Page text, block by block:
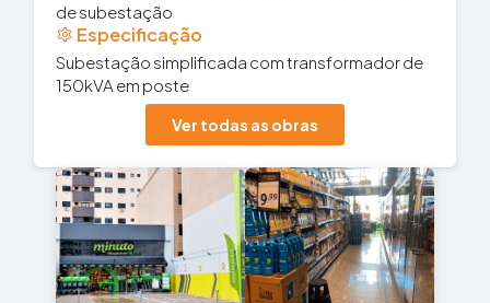
de subestação
Especificação
Subestação simplificada com transformador de
150kVA em poste
Ver todas as obras